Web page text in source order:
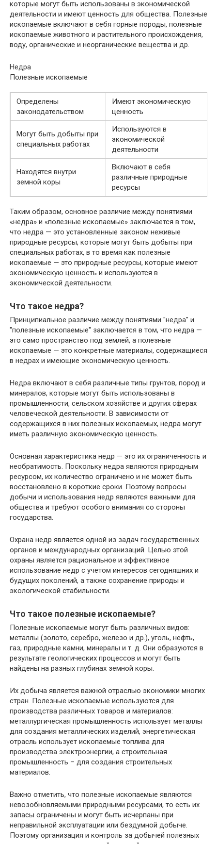
которые могут быть использованы в экономической
деятельности и имеют ценность для общества. Полезные
ископаемые включают в себя горные породы, полезные
ископаемые животного и растительного происхождения,
воду, органические и неорганические вещества и др.
Недра
Полезные ископаемые
Определены
законодательством
Имеют экономическую
ценность
Могут быть добыты при
специальных работах
Используются в
экономической
деятельности
Находятся внутри
земной коры
Включают в себя
различные природные
ресурсы
Таким образом, основное различие между понятиями
«недра» и «полезные ископаемые» заключается в том,
что недра — это установленные законом неживые
природные ресурсы, которые могут быть добыты при
специальных работах, в то время как полезные
ископаемые — это природные ресурсы, которые имеют
экономическую ценность и используются в
экономической деятельности.
Что такое недра?
Принципиальное различие между понятиями "недра" и
"полезные ископаемые" заключается в том, что недра —
это само пространство под землей, а полезные
ископаемые — это конкретные материалы, содержащиеся
в недрах и имеющие экономическую ценность.
Недра включают в себя различные типы грунтов, пород и
минералов, которые могут быть использованы в
промышленности, сельском хозяйстве и других сферах
человеческой деятельности. В зависимости от
содержащихся в них полезных ископаемых, недра могут
иметь различную экономическую ценность.
Основная характеристика недр — это их ограниченность и
необратимость. Поскольку недра являются природным
ресурсом, их количество ограничено и не может быть
восстановлено в короткие сроки. Поэтому вопросы
добычи и использования недр являются важными для
общества и требуют особого внимания со стороны
государства.
Охрана недр является одной из задач государственных
органов и международных организаций. Целью этой
охраны является рациональное и эффективное
использование недр с учетом интересов сегодняшних и
будущих поколений, а также сохранение природы и
экологической стабильности.
Что такое полезные ископаемые?
Полезные ископаемые могут быть различных видов:
металлы (золото, серебро, железо и др.), уголь, нефть,
газ, природные камни, минералы и т. д. Они образуются в
результате геологических процессов и могут быть
найдены на разных глубинах земной коры.
Их добыча является важной отраслью экономики многих
стран. Полезные ископаемые используются для
производства различных товаров и материалов:
металлургическая промышленность использует металлы
для создания металлических изделий, энергетическая
отрасль использует ископаемые топлива для
производства электроэнергии, а строительная
промышленность – для создания строительных
материалов.
Важно отметить, что полезные ископаемые являются
невозобновляемыми природными ресурсами, то есть их
запасы ограничены и могут быть исчерпаны при
неправильной эксплуатации или бездумной добыче.
Поэтому организация и контроль за добычей полезных